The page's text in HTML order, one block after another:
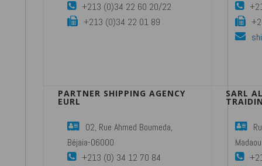
+213 (0)34 22 60 20/22
+213 (0)34 22 01 89
PARTNER SHIPPING AGENCY
EURL
02, Rue Ahmed Boumeda,
Béjaia-06000
+213 (0) 34 12 70 84
SARL